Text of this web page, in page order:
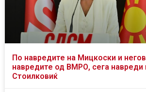
По навредите на Мицкоски и
навредите од ВМРО, сега навреди
Стоилковиќ